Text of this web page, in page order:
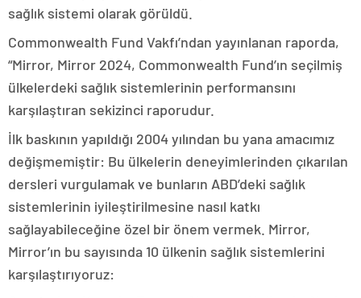
sağlık sistemi olarak görüldü.
Commonwealth Fund Vakfı’ndan yayınlanan raporda,
“Mirror, Mirror 2024, Commonwealth Fund’ın seçilmiş
ülkelerdeki sağlık sistemlerinin performansını
karşılaştıran sekizinci raporudur.
İlk baskının yapıldığı 2004 yılından bu yana amacımız
değişmemiştir: Bu ülkelerin deneyimlerinden çıkarılan
dersleri vurgulamak ve bunların ABD’deki sağlık
sistemlerinin iyileştirilmesine nasıl katkı
sağlayabileceğine özel bir önem vermek. Mirror,
Mirror’ın bu sayısında 10 ülkenin sağlık sistemlerini
karşılaştırıyoruz: